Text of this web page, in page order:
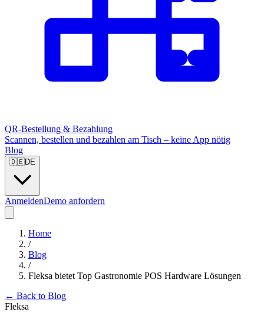
QR-Bestellung & Bezahlung
Scannen, bestellen und bezahlen am Tisch – keine App nötig
Blog
🇩🇪DE
AnmeldenDemo anfordern
Home
/
Blog
/
Fleksa bietet Top Gastronomie POS Hardware Lösungen
← Back to Blog
Fleksa